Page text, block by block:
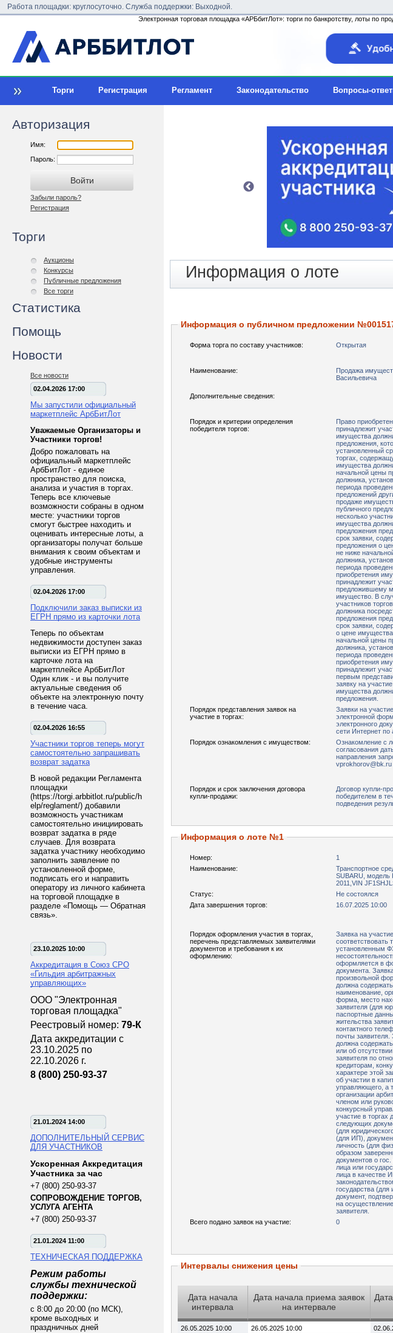
Работа площадки: круглосуточно. Служба поддержки: Выходной.
Электронная торговая площадка «АРБбитЛот»: торги по банкротству, лоты по
Торги Регистрация Регламент Законодательство Вопросы-
Авторизация
Имя:
Пароль:
Забыли пароль?
Регистрация
Торги
Аукционы
Конкурсы
Публичные предложения
Все торги
Статистика
Помощь
Новости
Все новости
02.04.2026 17:00
Мы запустили официальный
маркетплейс АрбБитЛот
Уважаемые Организаторы и
Участники торгов!
Добро пожаловать на
официальный маркетплейс
АрбБитЛот - единое
пространство для поиска,
анализа и участия в торгах.
Теперь все ключевые
возможности собраны в одном
месте: участники торгов
смогут быстрее находить и
оценивать интересные лоты, а
организаторы получат больше
внимания к своим объектам и
удобные инструменты
управления.
02.04.2026 17:00
Подключили заказ выписки из
ЕГРН прямо из карточки лота
Теперь по объектам
недвижимости доступен заказ
выписки из ЕГРН прямо в
карточке лота на
маркетплейсе АрбБитЛот
Один клик - и вы получите
актуальные сведения об
объекте на электронную почту
в течение часа.
02.04.2026 16:55
Участники торгов теперь могут
самостоятельно запрашивать
возврат задатка
В новой редакции Регламента
площадки
(https://torgi.arbbitlot.ru/public/h
elp/reglament/) добавили
возможность участникам
самостоятельно инициировать
возврат задатка в ряде
случаев. Для возврата
задатка участнику необходимо
заполнить заявление по
установленной форме,
подписать его и направить
оператору из личного кабинета
на торговой площадке в
разделе «Помощь — Обратная
связь».
23.10.2025 10:00
Аккредитация в Союз СРО
«Гильдия арбитражных
управляющих»
ООО "Электронная
торговая площадка"
Реестровый номер: 79-К
Дата аккредитации с
23.10.2025 по
22.10.2026 г.
8 (800) 250-93-37
21.01.2024 14:00
ДОПОЛНИТЕЛЬНЫЙ СЕРВИС
ДЛЯ УЧАСТНИКОВ
Ускоренная Аккредитация
Участника за час
+7 (800) 250-93-37
СОПРОВОЖДЕНИЕ ТОРГОВ,
УСЛУГА АГЕНТА
+7 (800) 250-93-37
21.01.2024 11:00
ТЕХНИЧЕСКАЯ ПОДДЕРЖКА
Режим работы
службы технической
поддержки:
с 8:00 до 20:00 (по МСК),
кроме выходных и
праздничных дней
Информация о лоте
Информация о публичном предложении
Форма торга по составу участников: Открытая
Наименование:
Продажа
Васильевича
Дополнительные сведения:
Порядок и критерии определения
победителя торгов:
Право
принадлежит
имущества
предложения,
установленный
торгах,
имущества
начальной цены
должника,
периода
предложений
продаже
публичного
несколько
имущества
предложения
срок заявки,
предложения о
не ниже
должника,
периода
приобретения
принадлежит
предложившему
имущество. В
участников
должника
предложения
срок заявки,
о цене
начальной цены
должника,
периода
приобретения
принадлежит
первым
заявку на
имущества
предложения.
Порядок представления заявок на
участие в торгах:
Заявки на
электронной
электронного
сети Интернет по
Порядок ознакомления с имуществом:
Ознакомление с
согласования
направления
vprokhorov@bk.ru
Порядок и срок заключения договора
купли-продажи:
Договор купли-
победителем в
подведения
Информация о лоте №1
Номер: 1
Наименование:
Транспортное
SUBARU, модель
2011,VIN
Статус: Не состоялся
Дата завершения торгов:
16.07.2025 10:00
Порядок оформления участия в торгах,
перечень представляемых заявителями
документов и требования к их
оформлению:
Заявка на
соответствовать
установленным
оформляется в
документа.
произвольной
должна
наименование,
форма, место
заявителя (для
паспортные
жительства
контактного
почты заявителя.
должна
или об
заявителя по
кредиторам,
характере этой
об участии в
управляющего, а
организации
членом или
конкурсный
участие в торгах
следующих
(для
(для ИП),
личность (для
образом
документов о
лица или
лица в качестве
государства (для
документ,
на
заявителя.
Всего подано заявок на участие: 0
Интервалы снижения цены
Дата начала
интервала
Дата начала приема заявок
на интервале
26.05.2025 10:00 26.05.2025 10:00